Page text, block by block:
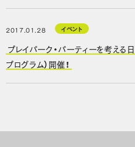
2017.01.28 イベント
プレイパーク・パーティーを考える
プログラム）開催！